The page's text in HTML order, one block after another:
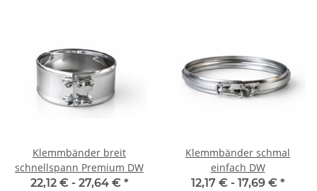
Klemmbänder breit
schnellspann Premium DW
22,12 € - 27,64 € *
Klemmbänder schmal
einfach DW
12,17 € - 17,69 € *